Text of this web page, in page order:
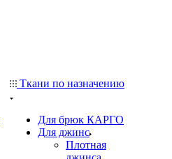
Ткани по назначению
Для брюк КАРГО
Для джинс
Плотная